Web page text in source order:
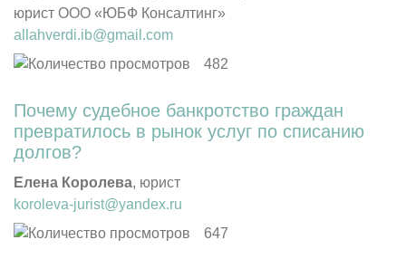
юрист ООО «ЮБФ Консалтинг»
allahverdi.ib@gmail.com
482
Почему судебное банкротство граждан
превратилось в рынок услуг по списанию
долгов?
Елена Королева, юрист
koroleva-jurist@yandex.ru
647